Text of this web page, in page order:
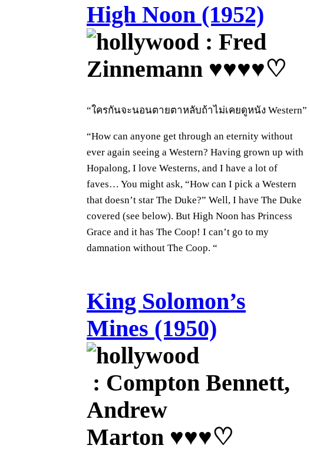
High Noon (1952)
: Fred
Zinnemann ♥♥♥♥♡
“ใครกันจะนอนตายตาหลับถ้าไม่เคยดูหนัง Western”
“How can anyone get through an eternity without
ever again seeing a Western? Having grown up with
Hopalong, I love Westerns, and I have a lot of
faves… You might ask, “How can I pick a Western
that doesn’t star The Duke?” Well, I have The Duke
covered (see below). But High Noon has Princess
Grace and it has The Coop! I can’t go to my
damnation without The Coop. “
King Solomon’s
Mines (1950)
: Compton Bennett,
Andrew
Marton ♥♥♥♡